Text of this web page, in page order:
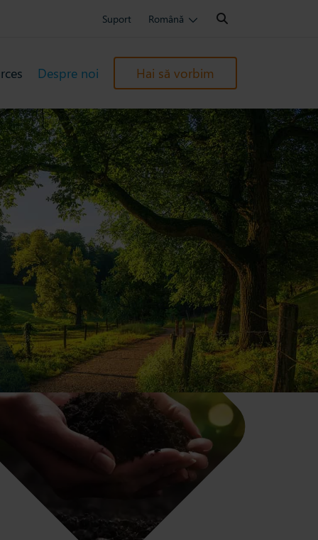
Suport Română
Search:
Despre noi Hai să vorbim